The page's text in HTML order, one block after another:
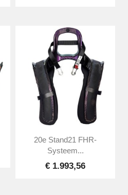
20e Stand21 FHR-
Systeem...
€ 1.993,56